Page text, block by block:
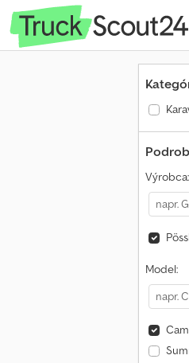
Výrobca:
Pössl
Model: